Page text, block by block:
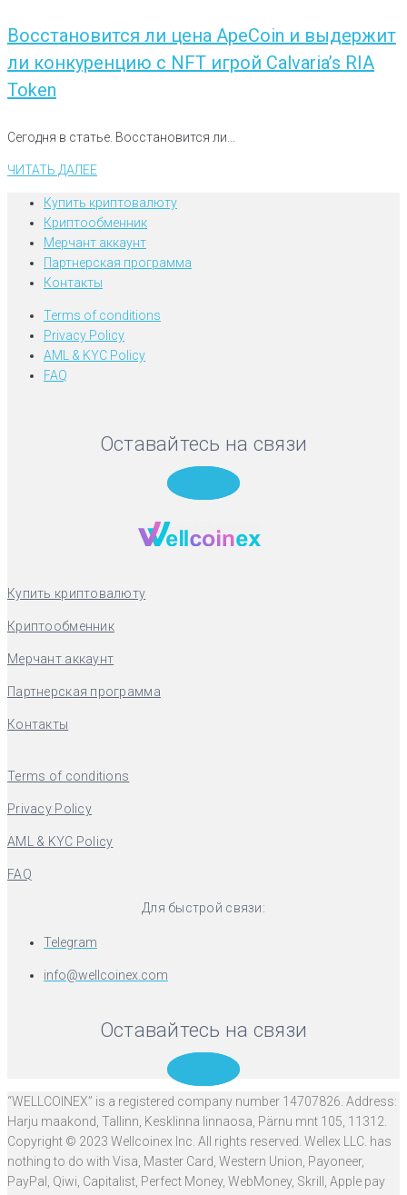
Восстановится ли цена ApeCoin и выдержит
ли конкуренцию с NFT игрой Calvaria’s RIA
Token
Сегодня в статье. Восстановится ли...
ЧИТАТЬ ДАЛЕЕ
Купить криптовалюту
Криптообменник
Мерчант аккаунт
Партнерская программа
Контакты
Terms of conditions
Privacy Policy
AML & KYC Policy
FAQ
Оставайтесь на связи
Купить криптовалюту
Криптообменник
Мерчант аккаунт
Партнерская программа
Контакты
Terms of conditions
Privacy Policy
AML & KYC Policy
FAQ
Для быстрой связи:
Telegram
info@wellcoinex.com
Оставайтесь на связи
“WELLCOINEX” is a registered company number 14707826. Address:
Harju maakond, Tallinn, Kesklinna linnaosa, Pärnu mnt 105, 11312.
Copyright © 2023 Wellcoinex Inc. All rights reserved. Wellex LLC. has
nothing to do with Visa, Master Card, Western Union, Payoneer,
PayPal, Qiwi, Capitalist, Perfect Money, WebMoney, Skrill, Apple pay